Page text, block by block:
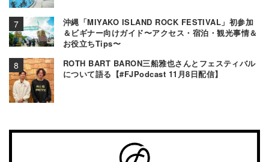
沖縄「MIYAKO ISLAND ROCK FESTIVAL」初参加
＆ビギナー向けガイド〜アクセス・宿泊・観光事情＆
お役立ちTips〜
ROTH BART BARON三船雅也さんとフェスティバル
について語る【#FJPodcast 11月8日配信】